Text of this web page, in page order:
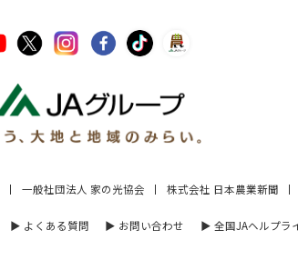
一般社団法人 家の光協会 株式会社 日本農業新聞
▶︎ よくある質問 ▶︎ お問い合わせ ▶︎ 全国JAヘルプラ